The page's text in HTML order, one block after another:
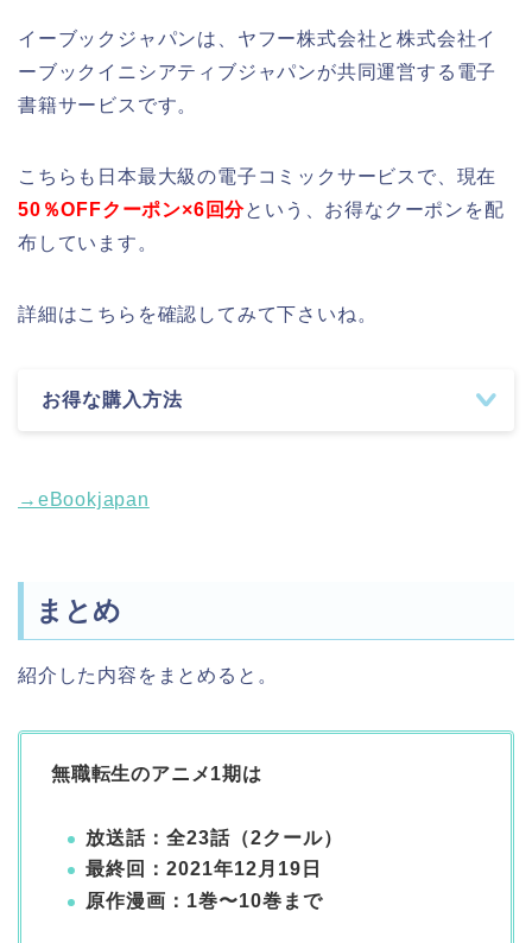
イーブックジャパンは、ヤフー株式会社と株式会社イ
ーブックイニシアティブジャパンが共同運営する電子
書籍サービスです。
こちらも日本最大級の電子コミックサービスで、現在
50％OFFクーポン×6回分という、お得なクーポンを配
布しています。
詳細はこちらを確認してみて下さいね。
お得な購入方法
→eBookjapan
まとめ
紹介した内容をまとめると。
無職転生のアニメ1期は
放送話：全23話（2クール）
最終回：2021年12月19日
原作漫画：1巻〜10巻まで